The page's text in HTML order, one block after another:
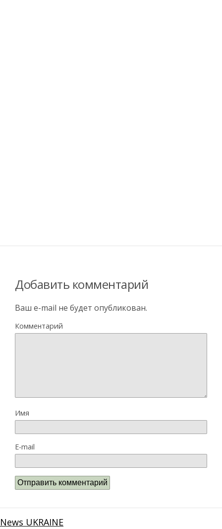
Добавить комментарий
Ваш e-mail не будет опубликован.
Комментарий
Имя
E-mail
News UKRAINE